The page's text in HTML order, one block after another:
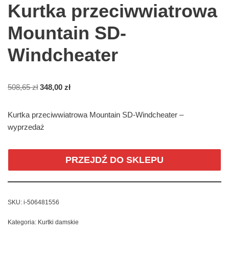
Kurtka przeciwwiatrowa
Mountain SD-
Windcheater
508,65zł 348,00 zł
Kurtka przeciwwiatrowa Mountain SD-Windcheater –
wyprzedaż
PRZEJDŹ DO SKLEPU
SKU: i-506481556
Kategoria: Kurtki damskie